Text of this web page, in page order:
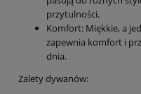
przytulności.
Komfort: Miękkie, a
zapewnia komfort i
dnia.
Zalety dywanów: